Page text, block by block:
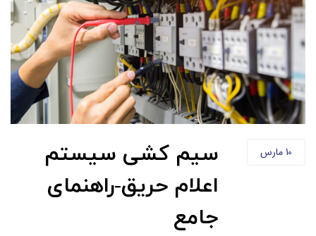
10مارس
سیم کشی سیستم
اعلام حریق-راهنمای
جامع